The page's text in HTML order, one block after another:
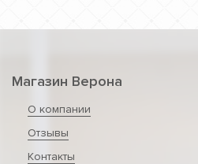
Магазин Верона
О компании
Отзывы
Контакты